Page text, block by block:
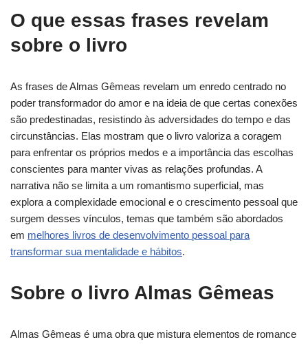
O que essas frases revelam
sobre o livro
As frases de Almas Gêmeas revelam um enredo centrado no
poder transformador do amor e na ideia de que certas conexões
são predestinadas, resistindo às adversidades do tempo e das
circunstâncias. Elas mostram que o livro valoriza a coragem
para enfrentar os próprios medos e a importância das escolhas
conscientes para manter vivas as relações profundas. A
narrativa não se limita a um romantismo superficial, mas
explora a complexidade emocional e o crescimento pessoal que
surgem desses vínculos, temas que também são abordados
em melhores livros de desenvolvimento pessoal para
transformar sua mentalidade e hábitos.
Sobre o livro Almas Gêmeas
Almas Gêmeas é uma obra que mistura elementos de romance